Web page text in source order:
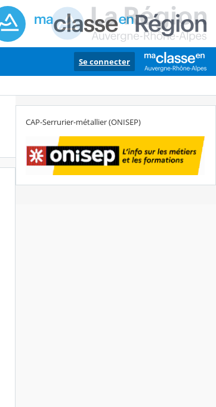
Se connecter
CAP-Serrurier-métallier (ONISEP)